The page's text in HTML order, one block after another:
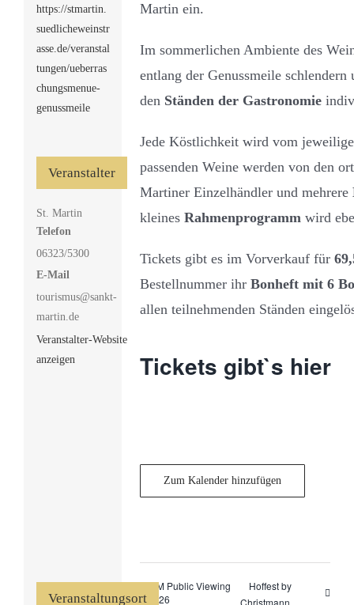
Martin ein.
Im sommerlichen Ambiente des
entlang der Genussmeile
den Ständen der Gastronomie
Jede Köstlichkeit wird vom
passenden Weine werden von den
Martiner Einzelhändler und mehrere
kleinesRahmenprogramm wird
Tickets gibt es im Vorverkauf für
Bestellnummer ihrBonheft mit 6
allen teilnehmenden Ständen
Tickets gibt`s hier
Zum Kalender hinzufügen
WM Public Viewing
2026
Hoffest by
https://stmartin.
suedlicheweinstr
asse.de/veranstal
tungen/ueberras
chungsmenue-
genussmeile
Veranstalter
St. Martin
Telefon
06323/5300
E-Mail
tourismus@sankt-
martin.de
Veranstalter-Website
anzeigen
Veranstaltungsort